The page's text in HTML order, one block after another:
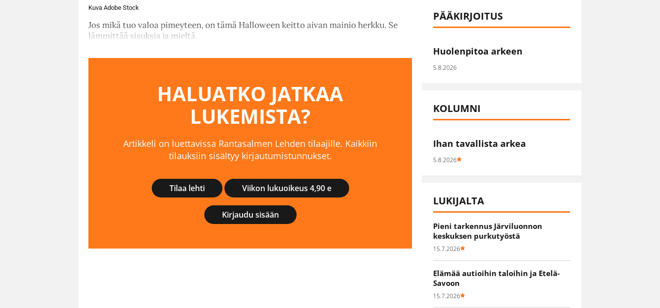
Kuva Adobe Stock
Jos mikä tuo valoa pimeyteen, on tämä Halloween keitto aivan mainio herkku. Se
lämmittää sisuksia ja mieltä.
HALUATKO JATKAA
LUKEMISTA?
Artikkeli on luettavissa Rantasalmen Lehden tilaajille. Kaikkiin
tilauksiin sisältyy kirjautumistunnukset.
Tilaa lehti Viikon lukuoikeus 4,90 e
Kirjaudu sisään
PÄÄKIRJOITUS
Huolenpitoa arkeen
5.8.2026
KOLUMNI
Ihan tavallista arkea
5.8.2026
LUKIJALTA
Pieni tarkennus Järviluonnon
keskuksen purkutyöstä
15.7.2026
Elämää autioihin taloihin ja Etelä-
Savoon
15.7.2026